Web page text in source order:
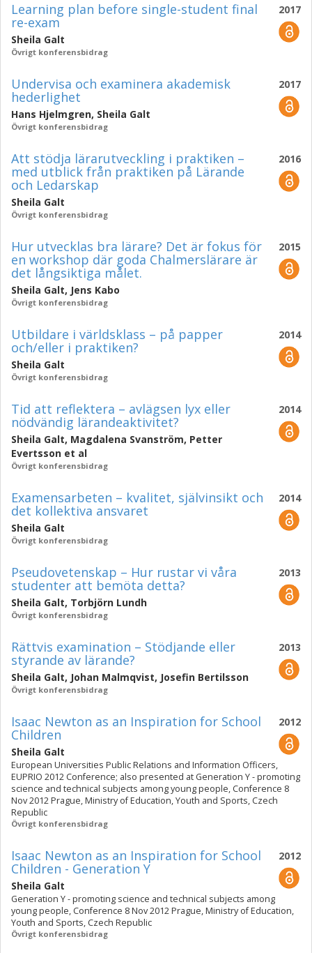
2017
Learning plan before single-student final
re-exam
Sheila Galt
Övrigt konferensbidrag
2017
Undervisa och examinera akademisk
hederlighet
Hans Hjelmgren, Sheila Galt
Övrigt konferensbidrag
2016
Att stödja lärarutveckling i praktiken –
med utblick från praktiken på Lärande
och Ledarskap
Sheila Galt
Övrigt konferensbidrag
2015
Hur utvecklas bra lärare? Det är fokus för
en workshop där goda Chalmerslärare är
det långsiktiga målet.
Sheila Galt, Jens Kabo
Övrigt konferensbidrag
2014
Utbildare i världsklass – på papper
och/eller i praktiken?
Sheila Galt
Övrigt konferensbidrag
2014
Tid att reflektera – avlägsen lyx eller
nödvändig lärandeaktivitet?
Sheila Galt, Magdalena Svanström, Petter
Evertsson et al
Övrigt konferensbidrag
2014
Examensarbeten – kvalitet, självinsikt och
det kollektiva ansvaret
Sheila Galt
Övrigt konferensbidrag
2013
Pseudovetenskap – Hur rustar vi våra
studenter att bemöta detta?
Sheila Galt, Torbjörn Lundh
Övrigt konferensbidrag
2013
Rättvis examination – Stödjande eller
styrande av lärande?
Sheila Galt, Johan Malmqvist, Josefin Bertilsson
Övrigt konferensbidrag
2012
Isaac Newton as an Inspiration for School
Children
Sheila Galt
European Universities Public Relations and Information Officers,
EUPRIO 2012 Conference; also presented at Generation Y - promoting
science and technical subjects among young people, Conference 8
Nov 2012 Prague, Ministry of Education, Youth and Sports, Czech
Republic
Övrigt konferensbidrag
2012
Isaac Newton as an Inspiration for School
Children - Generation Y
Sheila Galt
Generation Y - promoting science and technical subjects among
young people, Conference 8 Nov 2012 Prague, Ministry of Education,
Youth and Sports, Czech Republic
Övrigt konferensbidrag